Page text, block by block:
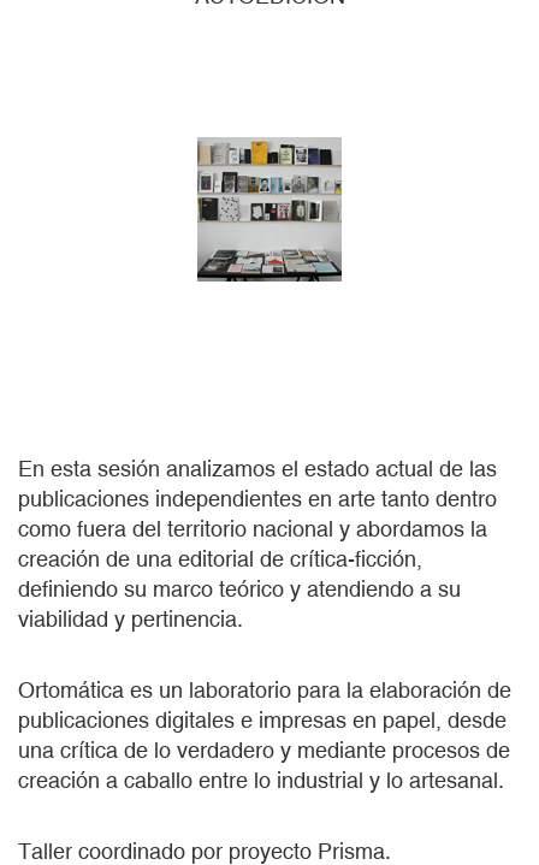
En esta sesión analizamos el estado actual de las
publicaciones independientes en arte tanto dentro
como fuera del territorio nacional y abordamos la
creación de una editorial de crítica-ficción,
definiendo su marco teórico y atendiendo a su
viabilidad y pertinencia.
Ortomática es un laboratorio para la elaboración de
publicaciones digitales e impresas en papel, desde
una crítica de lo verdadero y mediante procesos de
creación a caballo entre lo industrial y lo artesanal.
Taller coordinado por proyecto Prisma.